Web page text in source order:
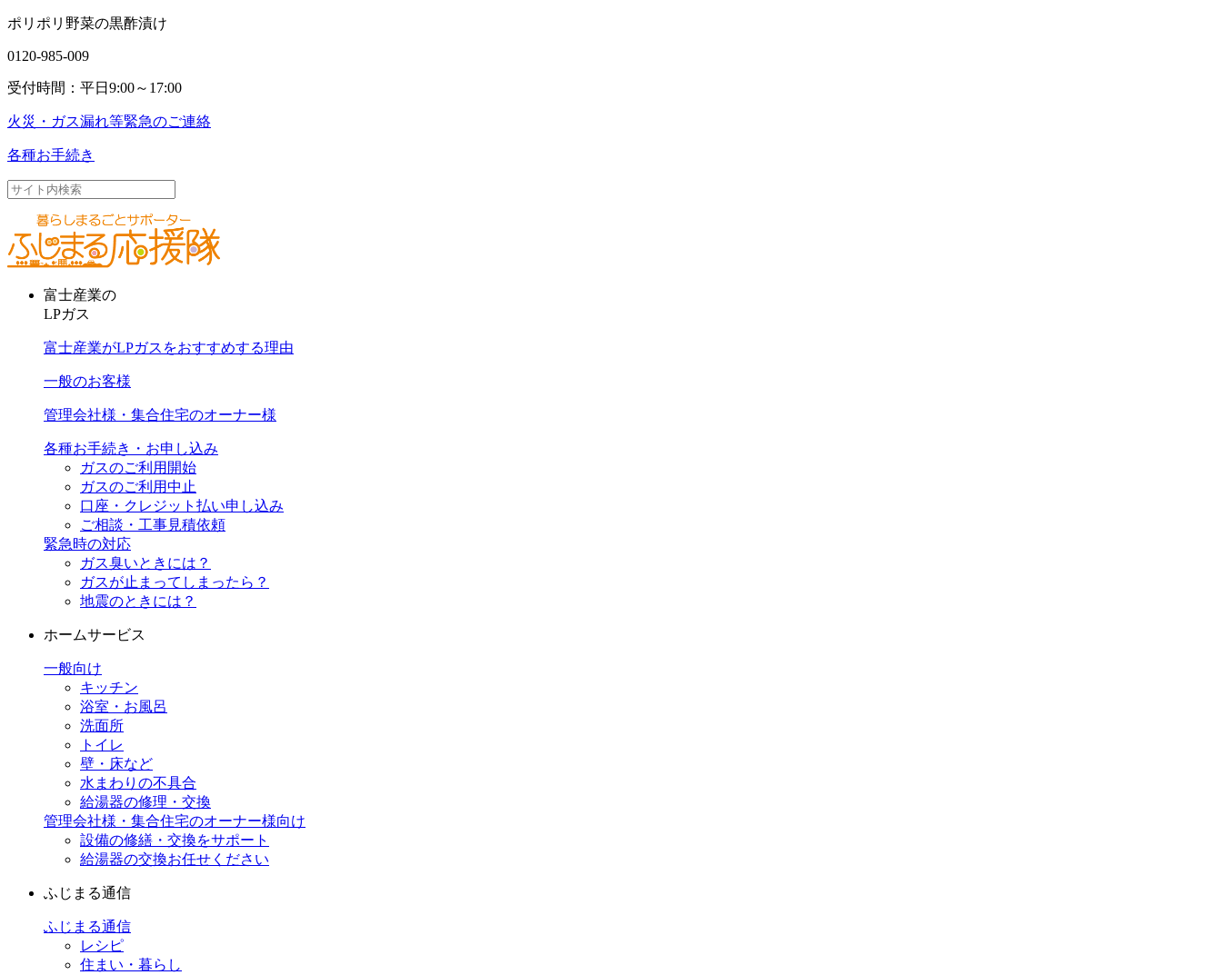
ポリポリ野菜の黒酢漬け
0120-985-009
受付時間：平日9:00～17:00
火災・ガス漏れ等緊急のご連絡
各種お手続き
富士産業の
LPガス
富士産業がLPガスをおすすめする理由
一般のお客様
管理会社様・集合住宅のオーナー様
各種お手続き・お申し込み
ガスのご利用開始
ガスのご利用中止
口座・クレジット払い申し込み
ご相談・工事見積依頼
緊急時の対応
ガス臭いときには？
ガスが止まってしまったら？
地震のときには？
ホームサービス
一般向け
キッチン
浴室・お風呂
洗面所
トイレ
壁・床など
水まわりの不具合
給湯器の修理・交換
管理会社様・集合住宅のオーナー様向け
設備の修繕・交換をサポート
給湯器の交換お任せください
ふじまる通信
ふじまる通信
レシピ
住まい・暮らし